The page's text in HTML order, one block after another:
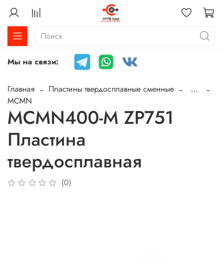
Мы на связи:
Главная Пластины твердосплавные сменные
...
MCMN
MCMN400-M ZP751
Пластина
твердосплавная
(0)